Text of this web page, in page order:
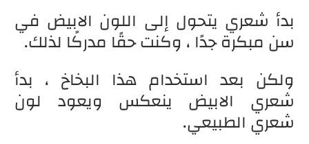
بدأ شعري يتحول إلى اللون الابيض في
سن مبكرة جدًا ، وكنت حقًا مدركًا لذلك.
ولكن بعد استخدام هذا البخاخ ، بدأ
شعري الابيض ينعكس ويعود لون
شعري الطبيعي.